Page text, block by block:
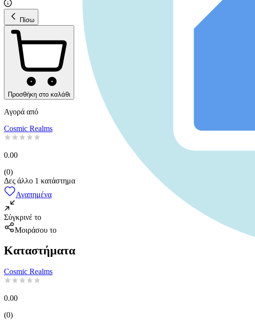
Πίσω
Προσθήκη στο καλάθι
Αγορά από
Cosmic Realms
0.00
(0)
Δες άλλο 1 κατάστημα
Αγαπημένα
Σύγκρινέ το
Μοιράσου το
Καταστήματα
Cosmic Realms
0.00
(0)